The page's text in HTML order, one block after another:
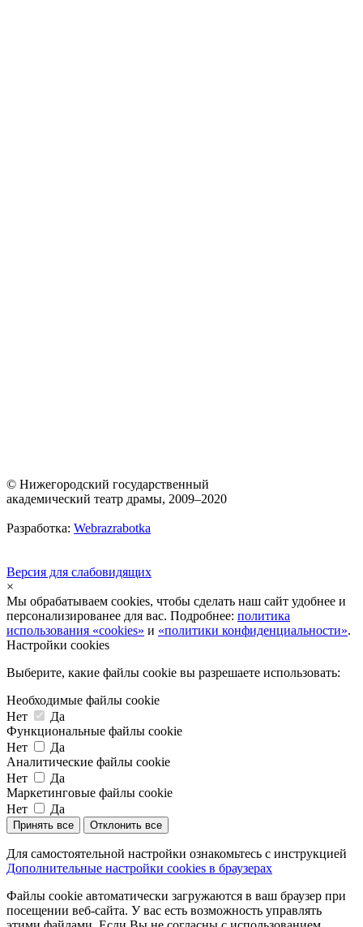
© Нижегородский государственный
академический театр драмы, 2009–2020
Разработка: Webrazrabotka
Версия для слабовидящих
×
Мы обрабатываем cookies, чтобы сделать наш сайт удобнее и
персонализированее для вас. Подробнее: политика
использования «cookies» и «политики конфиденциальности».
Настройки cookies
Выберите, какие файлы cookie вы разрешаете использовать:
Необходимые файлы cookie
Нет
Да
Функциональные файлы cookie
Нет
Да
Аналитические файлы cookie
Нет
Да
Маркетинговые файлы cookie
Нет
Да
Принять все Отклонить все
Для самостоятельной настройки ознакомьтесь с инструкцией
Дополнительные настройки cookies в браузерах
Файлы cookie автоматически загружаются в ваш браузер при
посещении веб-сайта. У вас есть возможность управлять